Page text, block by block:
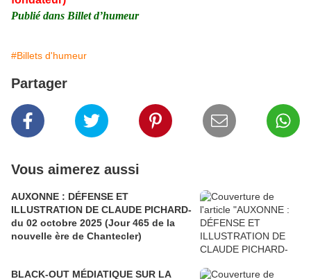
Publié dans Billet d’humeur
#Billets d'humeur
Partager
Vous aimerez aussi
AUXONNE : DÉFENSE ET
ILLUSTRATION DE CLAUDE PICHARD-
du 02 octobre 2025 (Jour 465 de la
nouvelle ère de Chantecler)
BLACK-OUT MÉDIATIQUE SUR LA